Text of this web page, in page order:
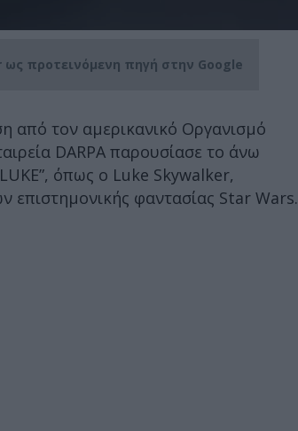
προτεινόμενη πηγή στην Google
από τον αμερικανικό Οργανισμό
DARPA παρουσίασε το άνω
όπως ο Luke Skywalker,
επιστημονικής φαντασίας Star Wars.